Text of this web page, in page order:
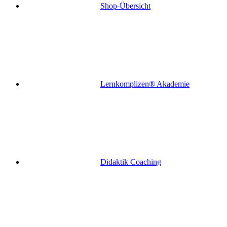
Shop-Übersicht
Lernkomplizen® Akademie
Didaktik Coaching